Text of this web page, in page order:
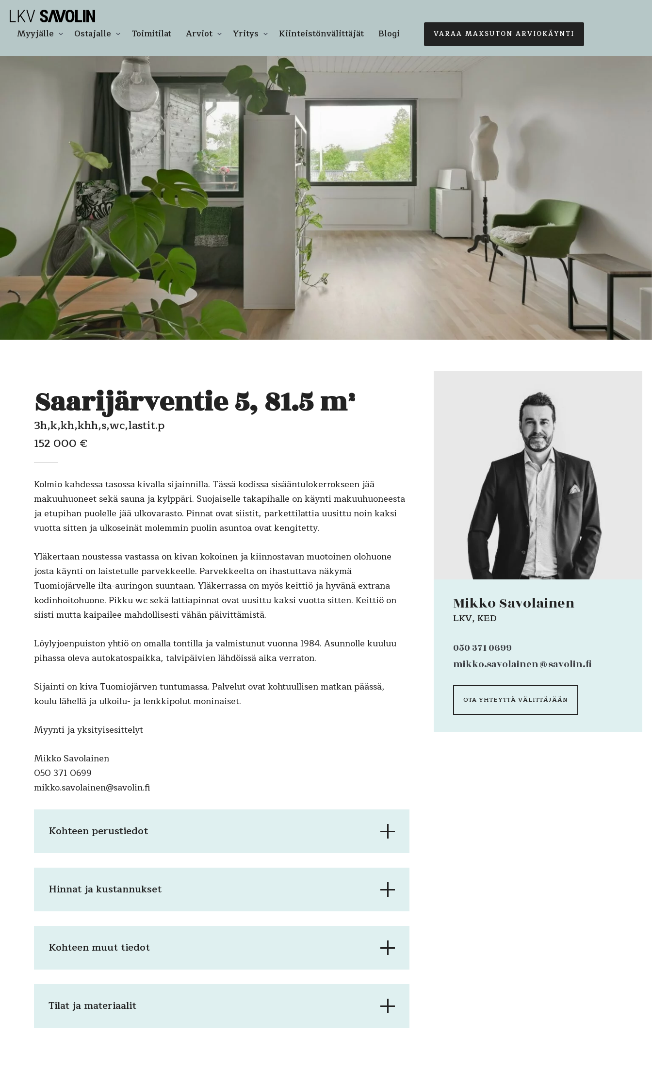
Siirry
suoraan
sisältöön
LKV Savolin
Apunasi
ja
Myyjälle Ostajalle Toimitilat Arviot Yritys Kiinteistönvälittäjät Blogi VARAA MAKSUTON ARVIOKÄYNTI
Saarijärventie 5, 81.5 m²
3h,k,kh,khh,s,wc,lastit.p
152 000 €
Kolmio kahdessa tasossa kivalla sijainnilla. Tässä kodissa sisääntulokerrokseen jää
makuuhuoneet sekä sauna ja kylppäri. Suojaiselle takapihalle on käynti makuuhuoneesta
ja etupihan puolelle jää ulkovarasto. Pinnat ovat siistit, parkettilattia uusittu noin kaksi
vuotta sitten ja ulkoseinät molemmin puolin asuntoa ovat kengitetty.
Yläkertaan noustessa vastassa on kivan kokoinen ja kiinnostavan muotoinen olohuone
josta käynti on laistetulle parvekkeelle. Parvekkeelta on ihastuttava näkymä
Tuomiojärvelle ilta-auringon suuntaan. Yläkerrassa on myös keittiö ja hyvänä extrana
kodinhoitohuone. Pikku wc sekä lattiapinnat ovat uusittu kaksi vuotta sitten. Keittiö on
siisti mutta kaipailee mahdollisesti vähän päivittämistä.
Löylyjoenpuiston yhtiö on omalla tontilla ja valmistunut vuonna 1984. Asunnolle kuuluu
pihassa oleva autokatospaikka, talvipäivien lähdöissä aika verraton.
Sijainti on kiva Tuomiojärven tuntumassa. Palvelut ovat kohtuullisen matkan päässä,
koulu lähellä ja ulkoilu- ja lenkkipolut moninaiset.
Myynti ja yksityisesittelyt
Mikko Savolainen
050 371 0699
mikko.savolainen@savolin.fi
Kohteen perustiedot
Hinnat ja kustannukset
Kohteen muut tiedot
Tilat ja materiaalit
Mikko Savolainen
LKV, KED
050 371 0699
mikko.savolainen@savolin.fi
OTA YHTEYTTÄ VÄLITTÄJÄÄN